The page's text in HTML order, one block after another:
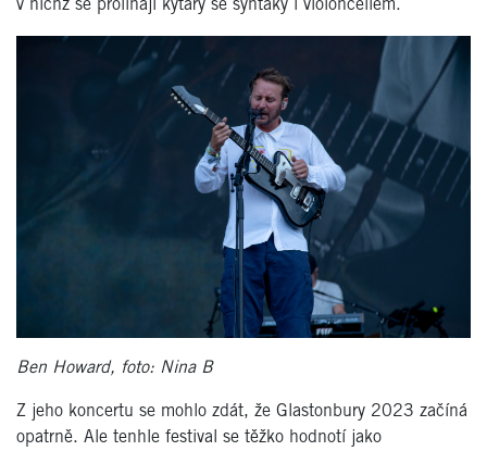
v nichž se prolínají kytary se synťáky i violoncellem.
Ben Howard, foto: Nina B
Z jeho koncertu se mohlo zdát, že Glastonbury 2023 začíná
opatrně. Ale tenhle festival se těžko hodnotí jako